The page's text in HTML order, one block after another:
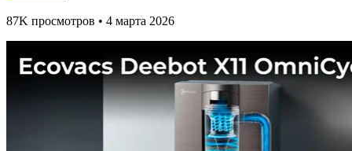
87K просмотров • 4 марта 2026